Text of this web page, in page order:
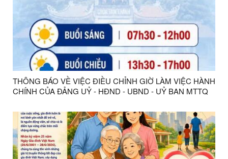
THÔNG BÁO VỀ VIỆC ĐIỀU CHỈNH GIỜ LÀM VIỆC HÀNH
CHÍNH CỦA ĐẢNG UỶ - HĐND - UBND - UỶ BAN MTTQ